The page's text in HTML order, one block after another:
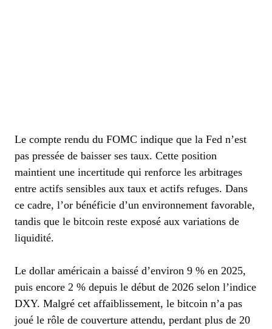
Le compte rendu du FOMC indique que la Fed n’est
pas pressée de baisser ses taux. Cette position
maintient une incertitude qui renforce les arbitrages
entre actifs sensibles aux taux et actifs refuges. Dans
ce cadre, l’or bénéficie d’un environnement favorable,
tandis que le bitcoin reste exposé aux variations de
liquidité.
Le dollar américain a baissé d’environ 9 % en 2025,
puis encore 2 % depuis le début de 2026 selon l’indice
DXY. Malgré cet affaiblissement, le bitcoin n’a pas
joué le rôle de couverture attendu, perdant plus de 20